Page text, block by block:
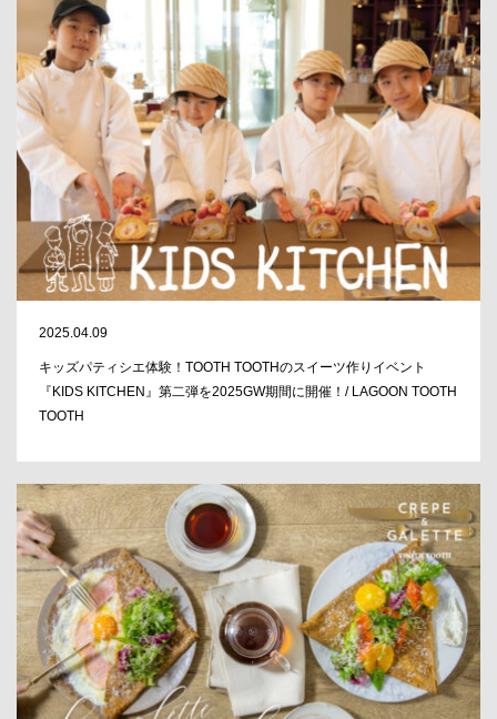
2025.04.09
キッズパティシエ体験！TOOTH TOOTHのスイーツ作りイベント
『KIDS KITCHEN』第二弾を2025GW期間に開催！/ LAGOON TOOTH
TOOTH